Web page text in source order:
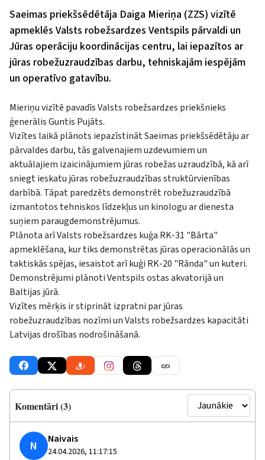
Saeimas priekšsēdētāja Daiga Mieriņa (ZZS) vizītē
apmeklēs Valsts robežsardzes Ventspils pārvaldi un
Jūras operāciju koordinācijas centru, lai iepazītos ar
jūras robežuzraudzības darbu, tehniskajām iespējām
un operatīvo gatavību.
Mieriņu vizītē pavadīs Valsts robežsardzes priekšnieks
ģenerālis Guntis Pujāts.
Vizītes laikā plānots iepazīstināt Saeimas priekšsēdētāju ar
pārvaldes darbu, tās galvenajiem uzdevumiem un
aktuālajiem izaicinājumiem jūras robežas uzraudzībā, kā arī
sniegt ieskatu jūras robežuzraudzības struktūrvienības
darbībā. Tāpat paredzēts demonstrēt robežuzraudzībā
izmantotos tehniskos līdzekļus un kinologu ar dienesta
suņiem paraugdemonstrējumus.
Plānota arī Valsts robežsardzes kuģa RK-31 "Bārta"
apmeklēšana, kur tiks demonstrētas jūras operacionālās un
taktiskās spējas, iesaistot arī kuģi RK-20 "Rānda" un kuteri.
Demonstrējumi plānoti Ventspils ostas akvatorijā un
Baltijas jūrā.
Vizītes mērķis ir stiprināt izpratni par jūras
robežuzraudzības nozīmi un Valsts robežsardzes kapacitāti
Latvijas drošības nodrošināšanā.
Komentāri (3)
N Naivais
24.04.2026, 11:17:15